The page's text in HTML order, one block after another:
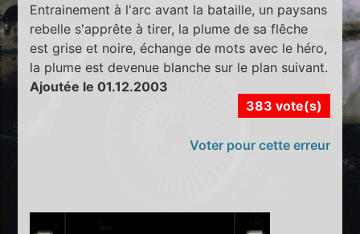
Entrainement à l'arc avant la bataille, un paysans
rebelle s'apprête à tirer, la plume de sa flêche
est grise et noire, échange de mots avec le héro,
la plume est devenue blanche sur le plan suivant.
Ajoutée le 01.12.2003
383 vote(s)
Voter pour cette erreur